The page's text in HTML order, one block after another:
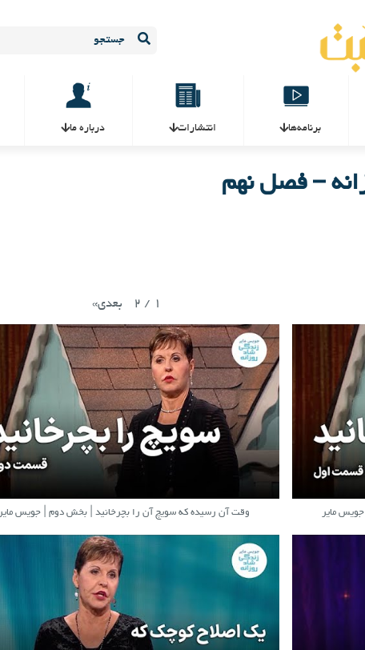
برنامه‌ها انتشارات درباره ما
– فصل نهم
1
/
2 بعدی»
وقت آن رسیده که سویچ آن را بچرخانید | بخش دوم | جویس مایر مایر